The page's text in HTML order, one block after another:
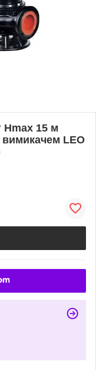
Hmax 15 м
LEO